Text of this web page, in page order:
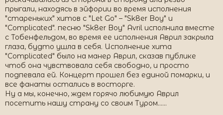
прыгали, находясь в эйфории во время исполнения
"стареньких" хитов с "Let Go" – "Sk8er Boy" и
"Complicated". песню "Sk8er Boy" Avril исполнила вместе
с Тобенфельдом, во время ее исполнения Аврил закрыла
глаза, будто ушла в себя. Исполнение хита
"Complicated" было на манер Аврил, сказав публике
чтоб она чувствовала себя свободно, и просто
подпевала ей. Концерт прошел без единой помарки, и
все фанаты остались в восторге.
Ну а мы, конечно, ждем горячо любимую Аврил
посетить нашу страну со своим Туром......